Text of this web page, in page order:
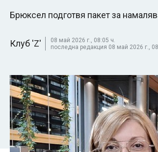
Брюксел подготвя пакет за
Клуб 'Z'
08 май 2026 г., 08:05 ч.
последна редакция 08 май 2026 г.,